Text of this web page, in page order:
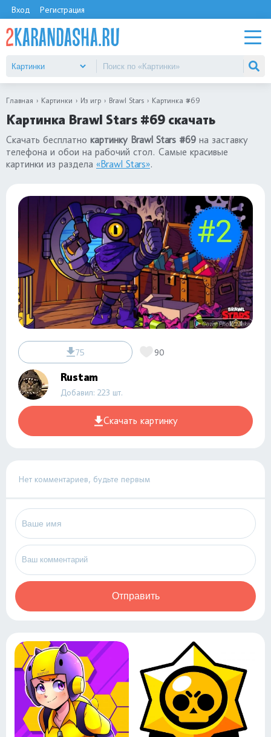
Вход Регистрация
Главная Картинки Из игр Brawl Stars Картинка #69
Картинка Brawl Stars #69 скачать
Скачать бесплатно картинку Brawl Stars #69 на заставку
телефона и обои на рабочий стол. Самые красивые
картинки из раздела «Brawl Stars».
75 90
Rustam
Добавил: 223 шт.
Скачать картинку
Нет комментариев, будьте первым
Отправить